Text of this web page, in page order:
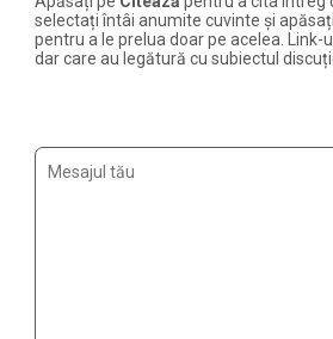
selectați întâi anumite cuvinte și
pentru a le prelua doar pe acelea. Link-
dar care au legătură cu subiectul